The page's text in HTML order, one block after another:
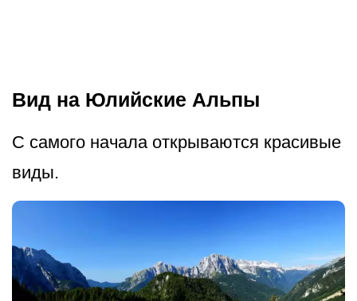
Вид на Юлийские Альпы
С самого начала открываются красивые
виды.